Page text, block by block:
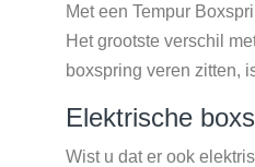
Met een Tempur
Het grootste verschil
boxspring veren zitten,
Elektrische
Wist u dat er ook